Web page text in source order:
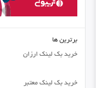
برترین ها
خرید بک لینک ارزان
خرید بک لینک معتبر